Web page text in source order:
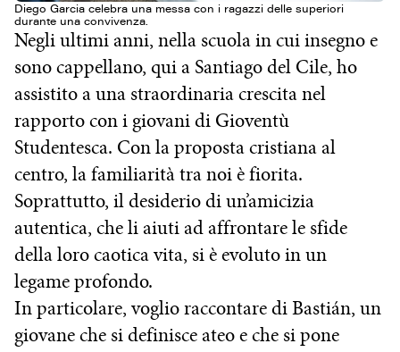
Diego Garcia celebra una messa con i ragazzi delle superiori
durante una convivenza.
Negli ultimi anni, nella scuola in cui insegno e
sono cappellano, qui a Santiago del Cile, ho
assistito a una straordinaria crescita nel
rapporto con i giovani di Gioventù
Studentesca. Con la proposta cristiana al
centro, la familiarità tra noi è fiorita.
Soprattutto, il desiderio di un’amicizia
autentica, che li aiuti ad affrontare le sfide
della loro caotica vita, si è evoluto in un
legame profondo.
In particolare, voglio raccontare di Bastián, un
giovane che si definisce ateo e che si pone